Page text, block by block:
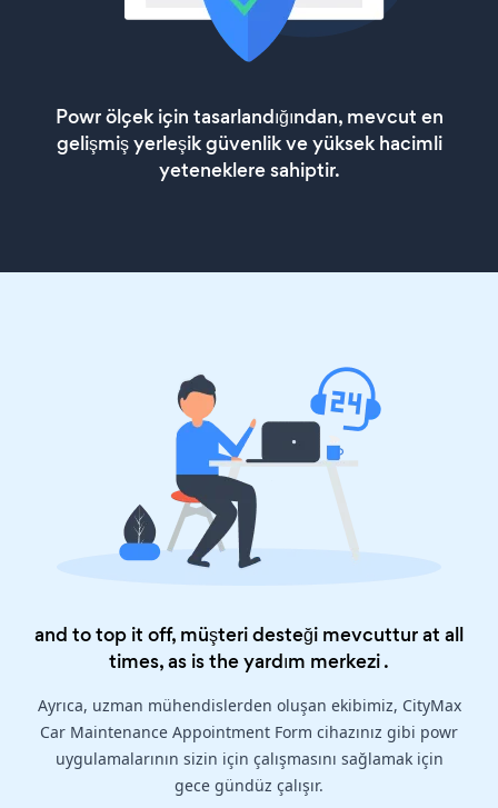
Powr ölçek için tasarlandığından, mevcut en
gelişmiş yerleşik güvenlik ve yüksek hacimli
yeteneklere sahiptir.
and to top it off, müşteri desteği mevcuttur at all
times, as is theyardım merkezi.
Ayrıca, uzman mühendislerden oluşan ekibimiz, CityMax
Car Maintenance Appointment Form cihazınız gibi powr
uygulamalarının sizin için çalışmasını sağlamak için
gece gündüz çalışır.